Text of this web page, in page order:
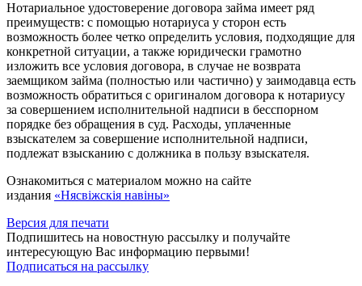
Нотариальное удостоверение договора займа имеет ряд
преимуществ: с помощью нотариуса у сторон есть
возможность более четко определить условия, подходящие для
конкретной ситуации, а также юридически грамотно
изложить все условия договора, в случае не возврата
заемщиком займа (полностью или частично) у заимодавца есть
возможность обратиться с оригиналом договора к нотариусу
за совершением исполнительной надписи в бесспорном
порядке без обращения в суд. Расходы, уплаченные
взыскателем за совершение исполнительной надписи,
подлежат взысканию с должника в пользу взыскателя.
Ознакомиться с материалом можно на сайте
издания «Нясвіжскія навіны»
Версия для печати
Подпишитесь на новостную рассылку и получайте
интересующую Вас информацию первыми!
Подписаться на рассылку